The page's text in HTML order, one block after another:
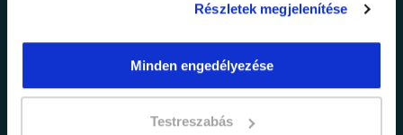
Részletek megjelenítése
Minden engedélyezése
Testreszabás
Értesülj elsőként legújabb tanfolyamainkról,
promócióinkról.